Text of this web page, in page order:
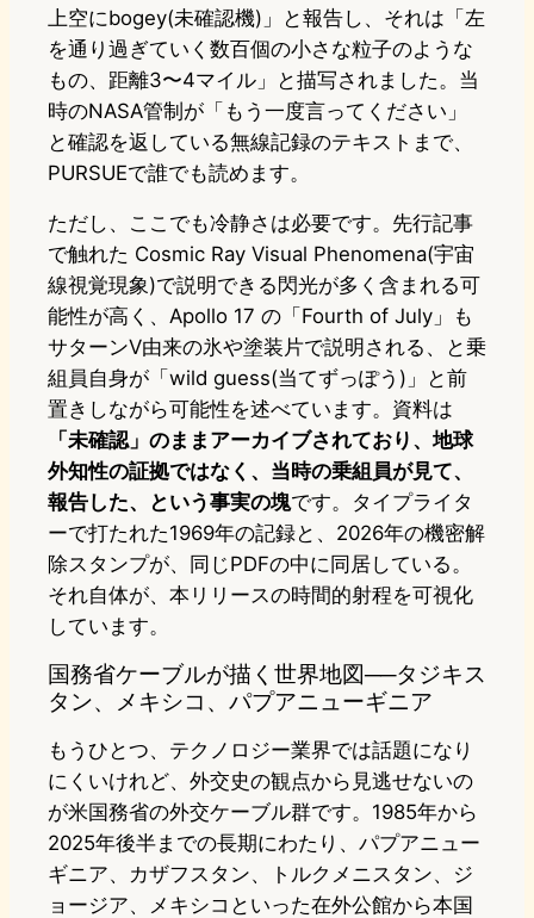
上空にbogey(未確認機)」と報告し、それは「左
を通り過ぎていく数百個の小さな粒子のような
もの、距離3〜4マイル」と描写されました。当
時のNASA管制が「もう一度言ってください」
と確認を返している無線記録のテキストまで、
PURSUEで誰でも読めます。
ただし、ここでも冷静さは必要です。先行記事
で触れた Cosmic Ray Visual Phenomena(宇宙
線視覚現象)で説明できる閃光が多く含まれる可
能性が高く、Apollo 17 の「Fourth of July」も
サターンV由来の氷や塗装片で説明される、と乗
組員自身が「wild guess(当てずっぽう)」と前
置きしながら可能性を述べています。資料は
「未確認」のままアーカイブされており、地球
外知性の証拠ではなく、当時の乗組員が見て、
報告した、という事実の塊です。タイプライタ
ーで打たれた1969年の記録と、2026年の機密解
除スタンプが、同じPDFの中に同居している。
それ自体が、本リリースの時間的射程を可視化
しています。
国務省ケーブルが描く世界地図──タジキス
タン、メキシコ、パプアニューギニア
もうひとつ、テクノロジー業界では話題になり
にくいけれど、外交史の観点から見逃せないの
が米国務省の外交ケーブル群です。1985年から
2025年後半までの長期にわたり、パプアニュー
ギニア、カザフスタン、トルクメニスタン、ジ
ョージア、メキシコといった在外公館から本国